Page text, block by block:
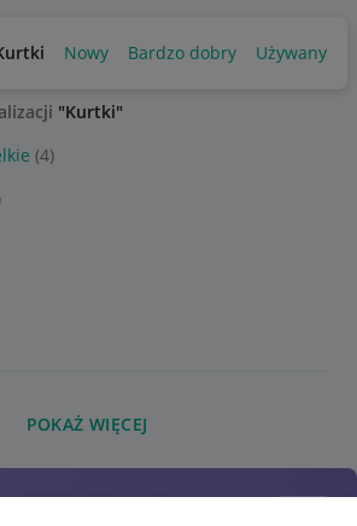
Nowy Bardzo dobry Używany
"Kurtki"
(4)
POKAŻ WIĘCEJ